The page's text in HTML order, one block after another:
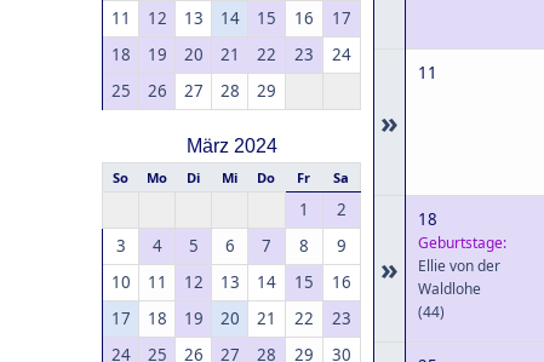
11
12 13 14 15 16
17
18
19 20 21 22 23
24
25
26 27 28 29
März 2024
So Mo Di Mi Do Fr Sa
1
2
3
4 5 6 7 8
9
10
11 12 13 14 15
16
17
18 19 20 21 22
23
24
25 26 27 28 29 30
»
11
»
18
Geburtstage:
Ellie von der
Waldlohe
(44)